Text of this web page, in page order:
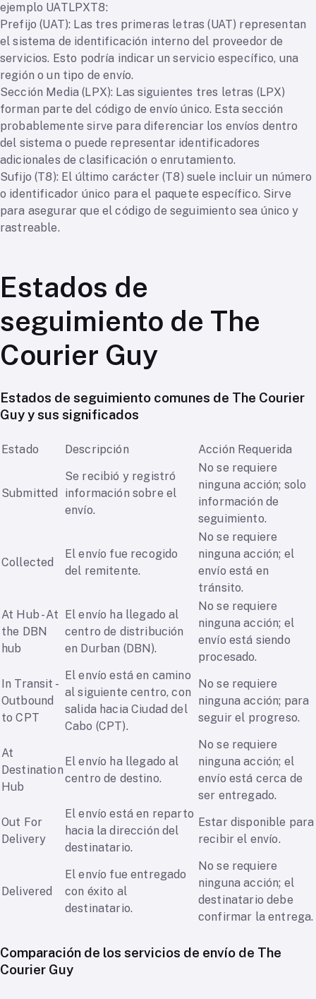
ejemplo UATLPXT8:
Prefijo (UAT): Las tres primeras letras (UAT) representan
el sistema de identificación interno del proveedor de
servicios. Esto podría indicar un servicio específico, una
región o un tipo de envío.
Sección Media (LPX): Las siguientes tres letras (LPX)
forman parte del código de envío único. Esta sección
probablemente sirve para diferenciar los envíos dentro
del sistema o puede representar identificadores
adicionales de clasificación o enrutamiento.
Sufijo (T8): El último carácter (T8) suele incluir un número
o identificador único para el paquete específico. Sirve
para asegurar que el código de seguimiento sea único y
rastreable.
Estados de
seguimiento de The
Courier Guy
Estados de seguimiento comunes de The Courier
Guy y sus significados
Estado Descripción Acción Requerida
Submitted
Se recibió y registró
información sobre el
envío.
No se requiere
ninguna acción; solo
información de
seguimiento.
Collected
El envío fue recogido
del remitente.
No se requiere
ninguna acción; el
envío está en
tránsito.
At Hub - At
the DBN
hub
El envío ha llegado al
centro de distribución
en Durban (DBN).
No se requiere
ninguna acción; el
envío está siendo
procesado.
In Transit -
Outbound
to CPT
El envío está en camino
al siguiente centro, con
salida hacia Ciudad del
Cabo (CPT).
No se requiere
ninguna acción; para
seguir el progreso.
At
Destination
Hub
El envío ha llegado al
centro de destino.
No se requiere
ninguna acción; el
envío está cerca de
ser entregado.
Out For
Delivery
El envío está en reparto
hacia la dirección del
destinatario.
Estar disponible para
recibir el envío.
Delivered
El envío fue entregado
con éxito al
destinatario.
No se requiere
ninguna acción; el
destinatario debe
confirmar la entrega.
Comparación de los servicios de envío de The
Courier Guy